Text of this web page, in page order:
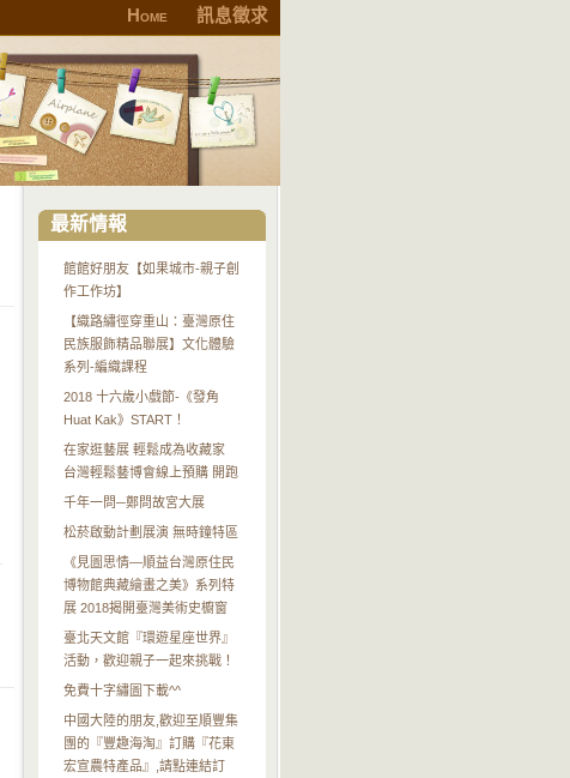
Home 訊息徵求
最新情報
館館好朋友【如果城市-親子創
作工作坊】
【織路繡徑穿重山：臺灣原住
民族服飾精品聯展】文化體驗
系列-編織課程
2018 十六歲小戲節-《發角
Huat Kak》START！
在家逛藝展 輕鬆成為收藏家
台灣輕鬆藝博會線上預購 開跑
千年一問─鄭問故宮大展
松菸啟動計劃展演 無時鐘特區
《見圖思情—順益台灣原住民
博物館典藏繪畫之美》系列特
展 2018揭開臺灣美術史櫥窗
臺北天文館『環遊星座世界』
活動，歡迎親子一起來挑戰！
免費十字繡圖下載^^
中國大陸的朋友,歡迎至順豐集
團的『豐趣海淘』訂購『花東
宏宣農特產品』,請點連結訂